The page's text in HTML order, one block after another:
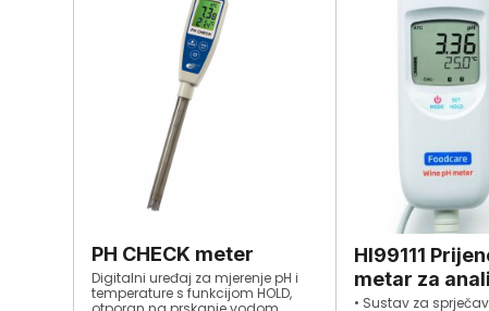
PH CHECK meter
Digitalni uređaj za mjerenje pH i
temperature s funkcijom HOLD,
HI99111
metar za
• Sustav za